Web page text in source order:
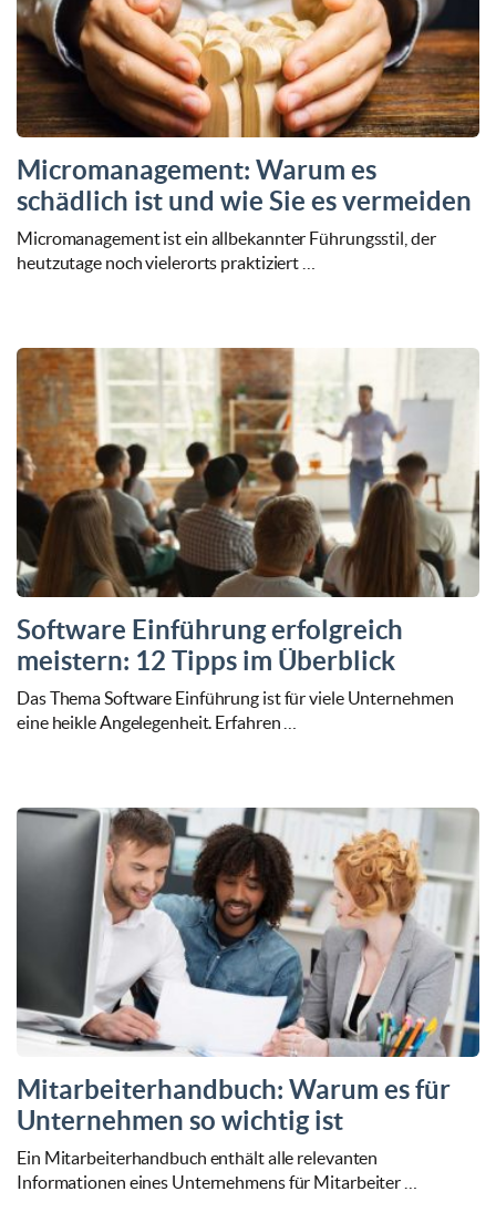
Micromanagement: Warum es
schädlich ist und wie Sie es vermeiden
Micromanagement ist ein allbekannter Führungsstil, der
heutzutage noch vielerorts praktiziert …
Software Einführung erfolgreich
meistern: 12 Tipps im Überblick
Das Thema Software Einführung ist für viele Unternehmen
eine heikle Angelegenheit. Erfahren …
Mitarbeiterhandbuch: Warum es für
Unternehmen so wichtig ist
Ein Mitarbeiterhandbuch enthält alle relevanten
Informationen eines Unternehmens für Mitarbeiter …